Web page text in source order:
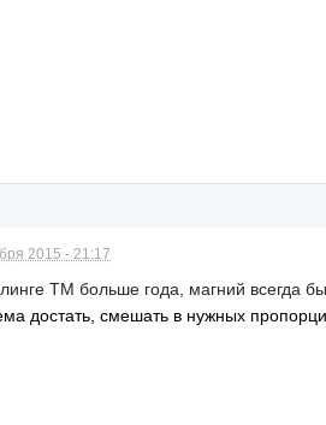
2015 - 21:17
TM больше года, магний
достать, смешать в нужных